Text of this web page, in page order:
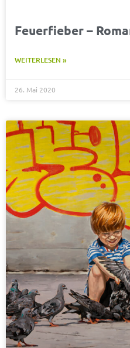
Feuerfieber –
WEITERLESEN »
26. Mai 2020